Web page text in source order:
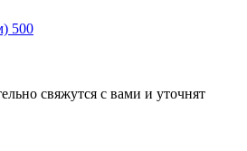
500
свяжутся с вами и уточнят